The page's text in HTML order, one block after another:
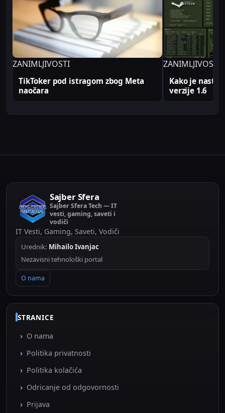
na Sajber Sfera portalu zasnovane su na realnim
produkcionim implementacijama.
ZANIMLJIVOSTI
TikToker pod istragom zbog Meta
naočara
ZANIMLJIVOSTI
Kako je nastao
verzije 1.6
Sajber Sfera
Sajber Sfera Tech — IT
vesti, gaming, saveti i
vodiči
IT Vesti, Gaming, Saveti, Vodiči
Urednik: Mihailo Ivanjac
Nezavisni tehnološki portal
O nama
STRANICE
O nama
Politika privatnosti
Politika kolačića
Odricanje od odgovornosti
Prijava